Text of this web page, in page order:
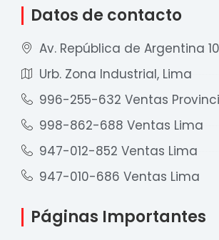
Datos de contacto
Av. República de Argentina
Urb. Zona Industrial, Lima
996-255-632 Ventas
998-862-688 Ventas Lima
947-012-852 Ventas Lima
947-010-686 Ventas Lima
Páginas Importantes